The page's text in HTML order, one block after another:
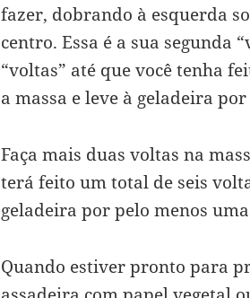
fazer, dobrando à esquerda
centro. Essa é a sua segunda
“voltas” até que você tenha
a massa e leve à geladeira
Faça mais duas voltas na
terá feito um total de seis
geladeira por pelo menos
Quando estiver pronto para